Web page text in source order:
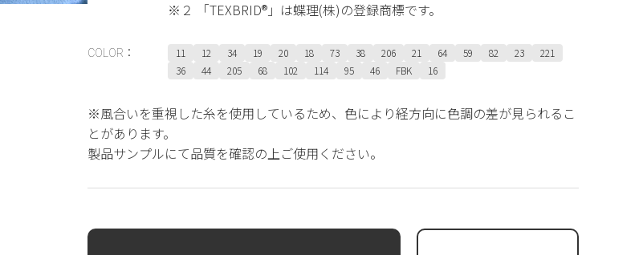
※２ 「TEXBRID®」は蝶理(株)の登録商標です。
COLOR： 11 12 34 19 20 18 73 38 206 21 64 59 82 23
221
36
44 205 68 102 114 95 46 FBK 16
※風合いを重視した糸を使用しているため、色により経方向に色調の差が見られるこ
とがあります。
製品サンプルにて品質を確認の上ご使用ください。